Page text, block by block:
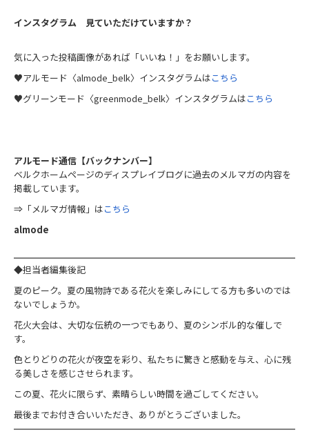
インスタグラム 見ていただけていますか？
気に入った投稿画像があれば「いいね！」をお願いします。
♥アルモード〈almode_belk〉インスタグラムはこちら
♥グリーンモード〈greenmode_belk〉インスタグラムはこちら
アルモード通信【バックナンバー】
ベルクホームページのディスプレイブログに過去のメルマガの内容を
掲載しています。
⇒「メルマガ情報」はこちら
almode
◆担当者編集後記
夏のピーク。夏の風物詩である花火を楽しみにしてる方も多いのでは
ないでしょうか。
花火大会は、大切な伝統の一つでもあり、夏のシンボル的な催しで
す。
色とりどりの花火が夜空を彩り、私たちに驚きと感動を与え、心に残
る美しさを感じさせられます。
この夏、花火に限らず、素晴らしい時間を過ごしてください。
最後までお付き合いいただき、ありがとうございました。